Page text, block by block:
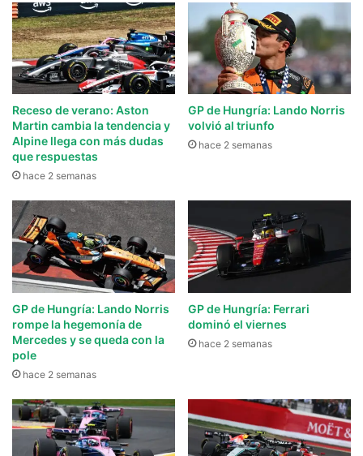
Receso de verano: Aston
Martin cambia la tendencia y
Alpine llega con más dudas
que respuestas
hace 2 semanas
GP de Hungría: Lando Norris
volvió al triunfo
hace 2 semanas
GP de Hungría: Lando Norris
rompe la hegemonía de
Mercedes y se queda con la
pole
hace 2 semanas
GP de Hungría: Ferrari
dominó el viernes
hace 2 semanas